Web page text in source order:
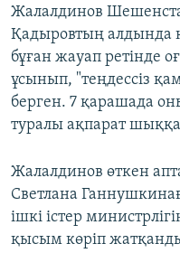
Жалалдинов
Қадыровтың алдында
бұған жауап ретінде
ұсынып, "теңдессіз
берген. 7 қарашада
туралы ақпарат
Жалалдинов өткен
Светлана
ішкі істер
қысым көріп